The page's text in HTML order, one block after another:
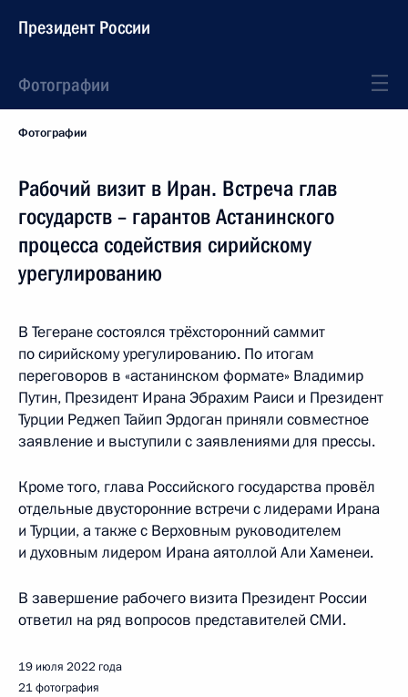
Президент России
Фотографии
Фотографии
Рабочий визит в Иран. Встреча глав
государств – гарантов Астанинского
процесса содействия сирийскому
урегулированию
В Тегеране состоялся трёхсторонний саммит
по сирийскому урегулированию. По итогам
переговоров в «астанинском формате» Владимир
Путин, Президент Ирана Эбрахим Раиси и Президент
Турции Реджеп Тайип Эрдоган приняли совместное
заявление и выступили с заявлениями для прессы.
Кроме того, глава Российского государства провёл
отдельные двусторонние встречи с лидерами Ирана
и Турции, а также с Верховным руководителем
и духовным лидером Ирана аятоллой Али Хаменеи.
В завершение рабочего визита Президент России
ответил на ряд вопросов представителей СМИ.
19 июля 2022 года
21 фотография